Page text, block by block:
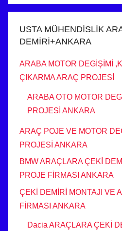
USTA MÜHENDİSLİK
DEMİRİ+ANKARA
ARABA MOTOR DEGİŞİMİ
ÇIKARMA ARAÇ PROJESİ
ARABA OTO MOTOR
PROJESİ ANKARA
ARAÇ POJE VE MOTOR
PROJESİ ANKARA
BMW ARAÇLARA ÇEKİ
PROJE FİRMASI ANKARA
ÇEKİ DEMİRİ MONTAJI VE
FİRMASI ANKARA
Dacia ARAÇLARA ÇEKİ